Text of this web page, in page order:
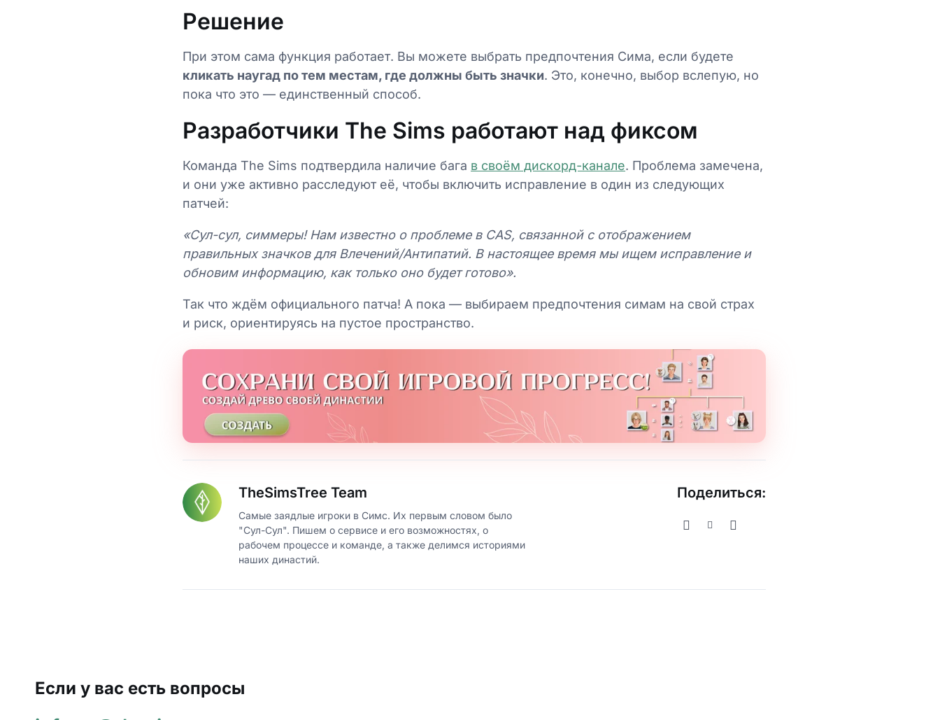
Решение
При этом сама функция работает. Вы можете выбрать предпочтения Сима, если будете
кликать наугад по тем местам, где должны быть значки. Это, конечно, выбор вслепую, но
пока что это — единственный способ.
Разработчики The Sims работают над фиксом
Команда The Sims подтвердила наличие бага в своём дискорд-канале. Проблема замечена,
и они уже активно расследуют её, чтобы включить исправление в один из следующих
патчей:
«Сул-сул, симмеры! Нам известно о проблеме в CAS, связанной с отображением
правильных значков для Влечений/Антипатий. В настоящее время мы ищем исправление и
обновим информацию, как только оно будет готово».
Так что ждём официального патча! А пока — выбираем предпочтения симам на свой страх
и риск, ориентируясь на пустое пространство.
TheSimsTree Team
Самые заядлые игроки в Симс. Их первым словом было
"Сул-Сул". Пишем о сервисе и его возможностях, о
рабочем процессе и команде, а также делимся историями
наших династий.
Поделиться:
Если у вас есть вопросы